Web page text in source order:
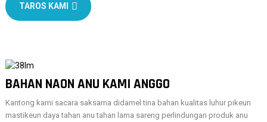
TAROS KAMI
BAHAN NAON ANU KAMI ANGGO
Kantong kami sacara saksama didamel tina bahan kualitas luhur pikeun
mastikeun daya tahan anu tahan lama sareng perlindungan produk anu